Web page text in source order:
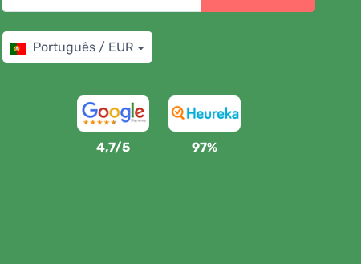
Português / EUR
4,7/5 97%